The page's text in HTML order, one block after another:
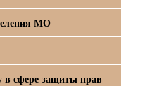
МО
в сфере защиты прав